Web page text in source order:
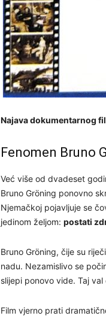
Najava dokumentarnog
Fenomen Bruno
Već više od dvadeset
Bruno Gröning ponovno
Njemačkoj pojavljuje se
jedinom željom: postati
Bruno Gröning, čije su
nadu. Nezamislivo se
slijepi ponovo vide. Taj
Film vjerno prati